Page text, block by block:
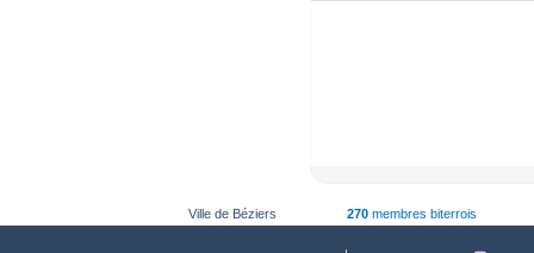
Ville de Béziers 270membres biterrois